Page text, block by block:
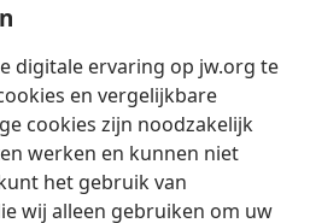
digitale ervaring op jw.org te
en vergelijkbare
cookies zijn noodzakelijk
werken en kunnen niet
het gebruik van
wij alleen gebruiken om uw
die in de lucht slaat.
ik tot anderen heb gepredikt
manier word afgekeurd.